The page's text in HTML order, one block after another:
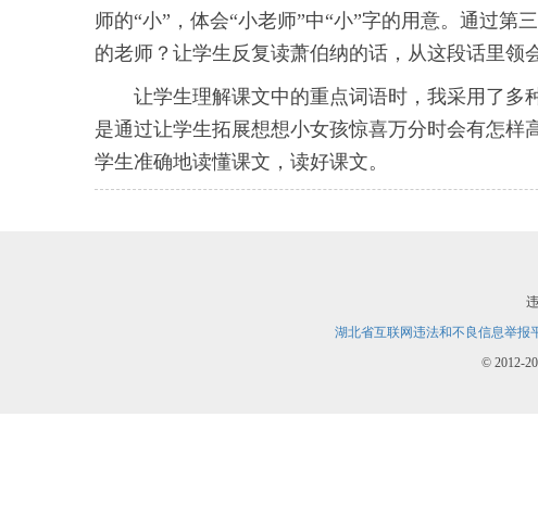
师的“小”，体会“小老师”中“小”字的用意。通过
的老师？让学生反复读萧伯纳的话，从这段话里领
让学生理解课文中的重点词语时，我采用了多
是通过让学生拓展想想小女孩惊喜万分时会有怎
学生准确地读懂课文，读好课文。
湖北省互联网违法和不良信息举报
© 2012-